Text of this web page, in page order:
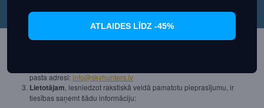
nepilnīgi, novecojuši, nepatiesi, vai arī tie vairs nav nepieciešami
vākšanas mērķiem. Tāpat jebkurā laikāLietotājs
pasta adresi:info@skyhunters.lv
Lietotājam , iesniedzot rakstiskā veidā pamatotu pieprasījumu, ir
tiesības saņemt šādu informāciju:
ATLAIDES LĪDZ -45%